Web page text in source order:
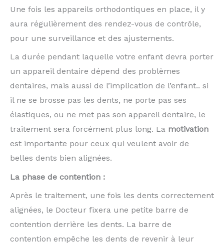
Une fois les appareils orthodontiques en place, il y
aura régulièrement des rendez-vous de contrôle,
pour une surveillance et des ajustements.
La durée pendant laquelle votre enfant devra porter
un appareil dentaire dépend des problèmes
dentaires, mais aussi de l’implication de l’enfant.. si
il ne se brosse pas les dents, ne porte pas ses
élastiques, ou ne met pas son appareil dentaire, le
traitement sera forcément plus long. La motivation
est importante pour ceux qui veulent avoir de
belles dents bien alignées.
La phase de contention :
Après le traitement, une fois les dents correctement
alignées, le Docteur fixera une petite barre de
contention derrière les dents. La barre de
contention empêche les dents de revenir à leur